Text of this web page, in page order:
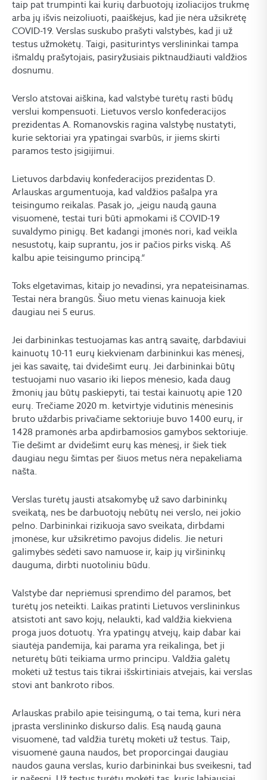
taip pat trumpinti kai kurių darbuotojų izoliacijos trukmę
arba jų išvis neizoliuoti, paaiškėjus, kad jie nėra užsikrėtę
COVID-19. Verslas suskubo prašyti valstybės, kad ji už
testus užmokėtų. Taigi, pasiturintys verslininkai tampa
išmaldų prašytojais, pasiryžusiais piktnaudžiauti valdžios
dosnumu.
Verslo atstovai aiškina, kad valstybė turėtų rasti būdų
verslui kompensuoti. Lietuvos verslo konfederacijos
prezidentas A. Romanovskis ragina valstybę nustatyti,
kurie sektoriai yra ypatingai svarbūs, ir jiems skirti
paramos testo įsigijimui.
Lietuvos darbdavių konfederacijos prezidentas D.
Arlauskas argumentuoja, kad valdžios pašalpa yra
teisingumo reikalas. Pasak jo, „jeigu naudą gauna
visuomenė, testai turi būti apmokami iš COVID-19
suvaldymo pinigų. Bet kadangi įmonės nori, kad veikla
nesustotų, kaip suprantu, jos ir pačios pirks viską. Aš
kalbu apie teisingumo principą.“
Toks elgetavimas, kitaip jo nevadinsi, yra nepateisinamas.
Testai nėra brangūs. Šiuo metu vienas kainuoja kiek
daugiau nei 5 eurus.
Jei darbininkas testuojamas kas antrą savaitę, darbdaviui
kainuotų 10-11 eurų kiekvienam darbininkui kas mėnesį,
jei kas savaitę, tai dvidešimt eurų. Jei darbininkai būtų
testuojami nuo vasario iki liepos mėnesio, kada daug
žmonių jau būtų paskiepyti, tai testai kainuotų apie 120
eurų. Trečiame 2020 m. ketvirtyje vidutinis mėnesinis
bruto uždarbis privačiame sektoriuje buvo 1400 eurų, ir
1428 pramonės arba apdirbamosios gamybos sektoriuje.
Tie dešimt ar dvidešimt eurų kas mėnesį, ir šiek tiek
daugiau negu šimtas per šiuos metus nėra nepakeliama
našta.
Verslas turėtų jausti atsakomybę už savo darbininkų
sveikatą, nes be darbuotojų nebūtų nei verslo, nei jokio
pelno. Darbininkai rizikuoja savo sveikata, dirbdami
įmonėse, kur užsikrėtimo pavojus didelis. Jie neturi
galimybės sėdėti savo namuose ir, kaip jų viršininkų
dauguma, dirbti nuotoliniu būdu.
Valstybė dar nepriėmusi sprendimo dėl paramos, bet
turėtų jos neteikti. Laikas pratinti Lietuvos verslininkus
atsistoti ant savo kojų, nelaukti, kad valdžia kiekviena
proga juos dotuotų. Yra ypatingų atvejų, kaip dabar kai
siautėja pandemija, kai parama yra reikalinga, bet ji
neturėtų būti teikiama urmo principu. Valdžia galėtų
mokėti už testus tais tikrai išskirtiniais atvejais, kai verslas
stovi ant bankroto ribos.
Arlauskas prabilo apie teisingumą, o tai tema, kuri nėra
įprasta verslininko diskurso dalis. Esą naudą gauna
visuomenė, tad valdžia turėtų mokėti už testus. Taip,
visuomenė gauna naudos, bet proporcingai daugiau
naudos gauna verslas, kurio darbininkai bus sveikesni, tad